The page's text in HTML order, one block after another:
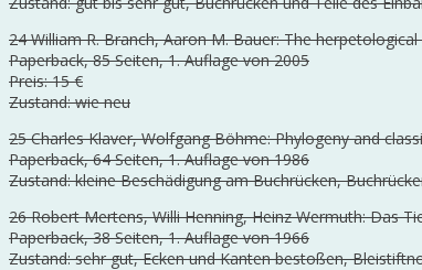
24 William R. Branch, Aaron M. Bauer: The
Paperback, 85 Seiten, 1. Auflage von 2005
Preis: 15 €
Zustand: wie neu
25 Charles Klaver, Wolfgang Böhme: Phylogeny and
Paperback, 64 Seiten, 1. Auflage von 1986
Zustand: kleine Beschädigung am Buchrücken,
26 Robert Mertens, Willi Henning, Heinz Wermuth: Das
Paperback, 38 Seiten, 1. Auflage von 1966
Zustand: sehr gut, Ecken und Kanten bestoßen,